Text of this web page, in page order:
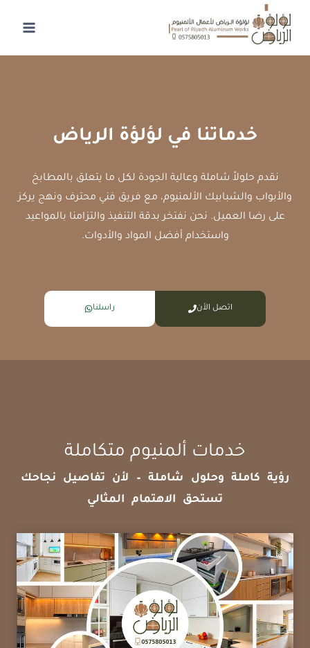
المحتوى
خدماتنا في لؤلؤة الرياض
نقدم حلولاً شاملة وعالية الجودة لكل ما يتعلق بالمطابخ
والأبواب والشبابيك الألمنيوم، مع فريق فني محترف ونهج يركز
على رضا العميل. نحن نفتخر بدقة التنفيذ والتزامنا بالمواعيد
واستخدام أفضل المواد والأدوات.
اتصل الأن راسلنا
خدمات ألمنيوم متكاملة
رؤية كاملة وحلول شاملة – لأن تفاصيل نجاحك
تستحق الاهتمام المثالي